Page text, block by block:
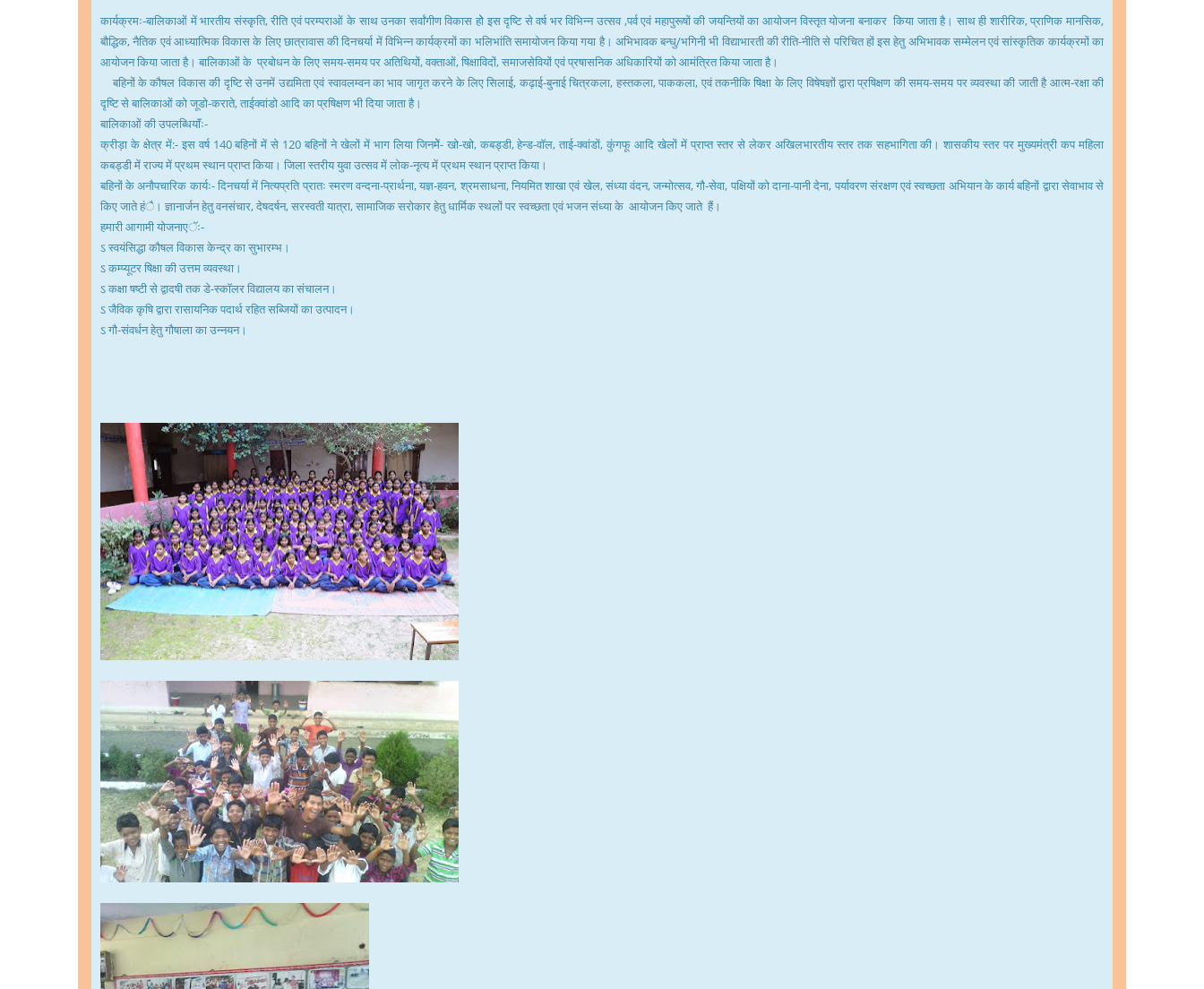
कार्यक्रमः-बालिकाओं में भारतीय संस्कृति, रीति एवं परम्पराओं के साथ उनका सर्वांगीण विकास होे इस दृष्टि से वर्ष भर विभिन्न उत्सव ,पर्व एवं महापुरूषों की जयन्तियों का आयोजन विस्तृत योजना बनाकर किया जाता है। साथ ही शारीरिक, प्राणिक मानसिक,
बौद्धिक, नैतिक एवं आध्यात्मिक विकास के लिए छात्रावास की दिनचर्या में विभिन्न कार्यक्रमों का भलिभांति समायोजन किया गया है। अभिभावक बन्धु/भगिनी भी विद्याभारती की रीति-नीति से परिचित हों इस हेतु अभिभावक सम्मेलन एवं सांस्कृतिक कार्यक्रमों का
आयोजन किया जाता है। बालिकाओं के प्रबोधन के लिए समय-समय पर अतिथियों, वक्ताओं, षिक्षाविदों, समाजसेवियों एवं प्रषासनिक अधिकारियों को आमंत्रित किया जाता है।
बहिनों के कौषल विकास की दृष्टि से उनमें उद्यमिता एवं स्वावलम्वन का भाव जागृत करने के लिए सिलाई, कढ़ाई-बुनाई चित्रकला, हस्तकला, पाककला, एवं तकनीकि षिक्षा के लिए विषेषज्ञों द्वारा प्रषिक्षण की समय-समय पर व्यवस्था की जाती है आत्म-रक्षा की
दृष्टि से बालिकाओं को जूडो-कराते, ताईक्वांडो आदि का प्रषिक्षण भी दिया जाता है।
बालिकाओं की उपलब्धियाॅंः-
क्रीड़ा के क्षेत्र में:- इस वर्ष 140 बहिनों में से 120 बहिनों ने खेलों में भाग लिया जिनमेें- खो-खो, कबड्डी, हेन्ड-वाॅल, ताई-क्वांडों, कुंगफू आदि खेलों में प्राप्त स्तर से लेकर अखिलभारतीय स्तर तक सहभागिता की। शासकीय स्तर पर मुख्यमंत्री कप महिला
कबड्डी में राज्य में प्रथम स्थान प्राप्त किया। जिला स्तरीय युवा उत्सव में लोक-नृत्य में प्रथम स्थान प्राप्त किया।
बहिनों के अनौपचारिक कार्यः- दिनचर्या में नित्यप्रति प्रातः स्मरण वन्दना-प्रार्थना, यज्ञ-हवन, श्रमसाधना, नियमित शाखा एवं खेल, संध्या वंदन, जन्मोत्सव, गौ-सेवा, पक्षियों को दाना-पानी देना, पर्यावरण संरक्षण एवं स्वच्छता अभियान के कार्य बहिनों द्वारा सेवाभाव से
किए जाते हंै। ज्ञानार्जन हेतु वनसंचार, देषदर्षन, सरस्वती यात्रा, सामाजिक सरोकार हेतु धार्मिक स्थलों पर स्वच्छता एवं भजन संध्या के आयोजन किए जाते हैं।
हमारी आगामी योजनाएॅः-
ऽ स्वयंसिद्धा कौषल विकास केन्द्र का सुभारम्भ।
ऽ कम्प्यूटर षिक्षा की उत्तम व्यवस्था।
ऽ कक्षा षष्टी से द्वादषी तक डे-स्काॅलर विद्यालय का संचालन।
ऽ जैविक कृषि द्वारा रासायनिक पदार्थ रहित सब्जियों का उत्पादन।
ऽ गौ-संवर्धन हेतु गौषाला का उन्नयन।